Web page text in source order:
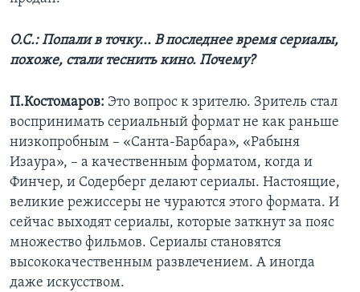
О.С.: Попали в точку... В последнее время сериалы,
похоже, стали теснить кино. Почему?
П.Костомаров: Это вопрос к зрителю. Зритель стал
воспринимать сериальный формат не как раньше
низкопробным – «Санта-Барбара», «Рабыня
Изаура», – а качественным форматом, когда и
Финчер, и Содерберг делают сериалы. Настоящие,
великие режиссеры не чураются этого формата. И
сейчас выходят сериалы, которые заткнут за пояс
множество фильмов. Сериалы становятся
высококачественным развлечением. А иногда
даже искусством.